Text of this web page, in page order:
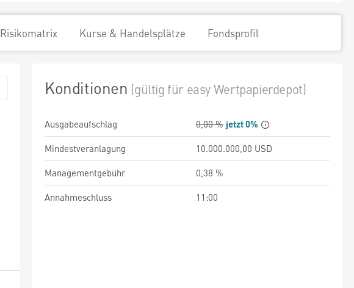
Risikomatrix Kurse & Handelsplätze Fondsprofil
Konditionen (gültig für easy Wertpapierdepot)
Ausgabeaufschlag 0,00 % jetzt 0%
Mindestveranlagung
10.000.000,00 USD
Managementgebühr
0,38 %
Annahmeschluss
11:00